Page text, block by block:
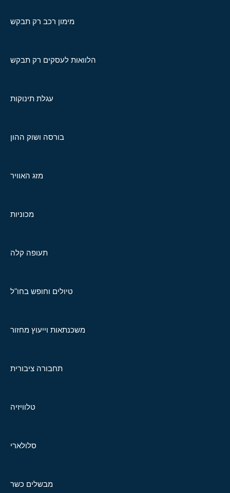
מימון רכב רק תבקש
הלוואות לעסקים רק תבקש
עגלת תינוקות
בורסה ושוק ההון
מזג האוויר
מכוניות
תעופה קלה
טיולים וחופש בחו"ל
משכנתאות וייעוץ מחזור
תחבורה ציבורית
טלוויזיה
סלולארי
מבשלים כשר